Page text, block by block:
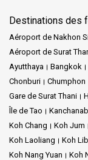
Destinations des
Aéroport de Nakhon
Aéroport de Surat
Ayutthaya
Bangkok
Chonburi
Chumphon
Gare de Surat Thani
Île de Tao
Koh Chang
Koh Jum
Koh Laoliang
Koh
Koh Nang Yuan
Koh